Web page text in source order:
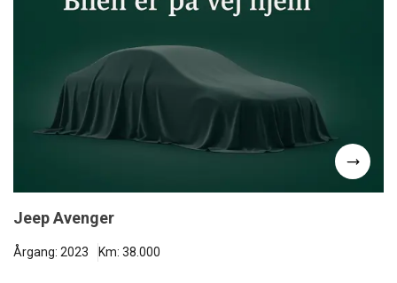
Jeep Avenger
Årgang: 2023 Km: 38.000